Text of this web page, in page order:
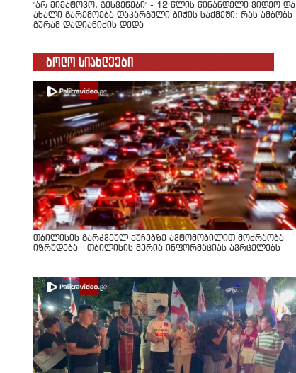
"არ მიმატოვო, გეხვეწები" - 12 წლის წინანდელი ვიდეო და
ახალი გარემოება დაკარგული ბიჭის საქმეში: რას ამბობს
გურამ დადიანიძის დედა
ბოლო სიახლეები
თბილისის გარკვეულ ქუჩებზე ავტომობილით მოძრაობა
იზრუდება - თბილისის მერია ინფორმაციას ავრცელებს